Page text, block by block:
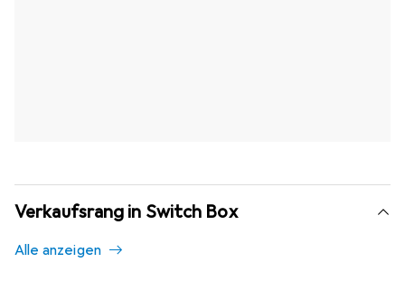
Verkaufsrang in Switch Box
Alle anzeigen